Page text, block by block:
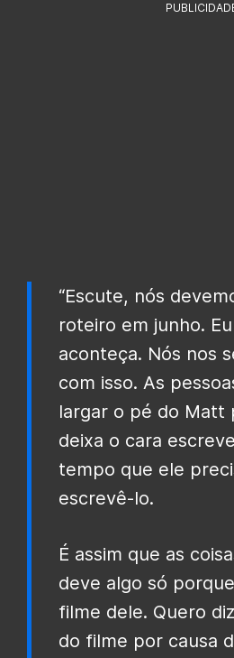
“Escute, nós
roteiro em junho.
aconteça. Nós nos
com isso. As
largar o pé do Matt
deixa o cara
tempo que ele
escrevê-lo.
É assim que as
deve algo só
filme dele. Quero
do filme por causa